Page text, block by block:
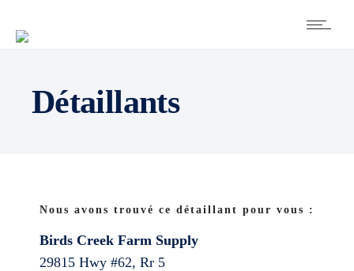
Détaillants
Nous avons trouvé ce détaillant pour vous :
Birds Creek Farm Supply
29815 Hwy #62, Rr 5